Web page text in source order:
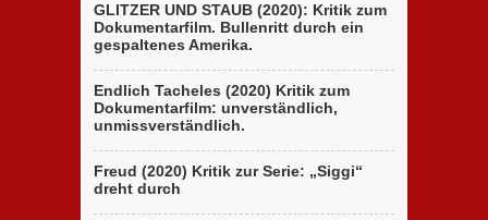
GLITZER UND STAUB (2020): Kritik zum
Dokumentarfilm. Bullenritt durch ein
gespaltenes Amerika.
Endlich Tacheles (2020) Kritik zum
Dokumentarfilm: unverständlich,
unmissverständlich.
Freud (2020) Kritik zur Serie: „Siggi“
dreht durch